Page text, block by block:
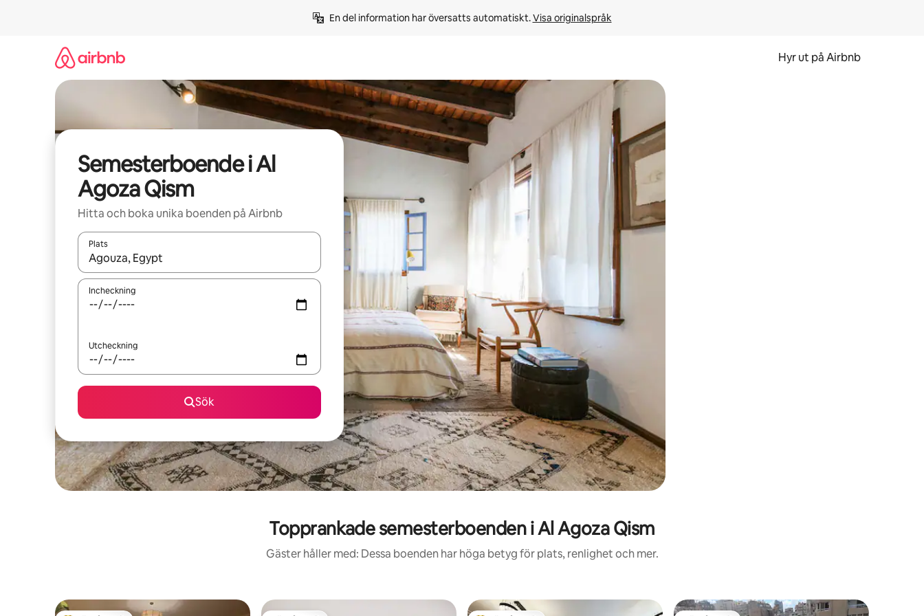
En del information har översatts automatiskt. Visa originalspråk
Hyr ut på Airbnb
Semesterboende i Al
Agoza Qism
Hitta och boka unika boenden på Airbnb
Plats
När resultaten är tillgängliga kan du navigera med upp- och nedåtpilarna eller utforska genom att trycka eller svepa.
Incheckning
Utcheckning
Sök
Topprankade semesterboenden i Al Agoza Qism
Gäster håller med: Dessa boenden har höga betyg för plats, renlighet och mer.